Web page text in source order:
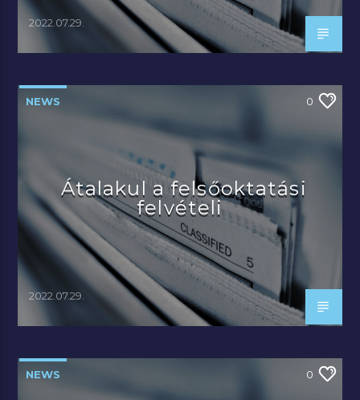
2022.07.29.
NEWS 0
Átalakul a felsőoktatási
felvételi
2022.07.29.
NEWS 0